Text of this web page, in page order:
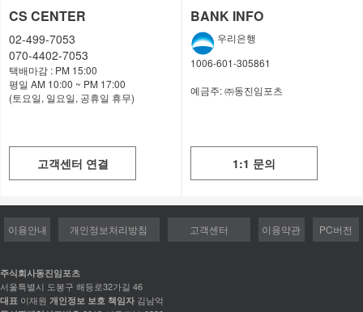
CS CENTER
02-499-7053
070-4402-7053
택배마감 : PM 15:00
평일 AM 10:00 ~ PM 17:00
(토요일, 일요일, 공휴일 휴무)
고객센터 연결
BANK INFO
우리은행
1006-601-305861
예금주:㈜동진임포츠
1:1 문의
이용안내 개인정보처리방침 고객센터 이용약관 PC버전
주식회사동진임포츠
서울특별시 도봉구 해등로32가길 46
대표 이재원 개인정보 보호 책임자 김남억